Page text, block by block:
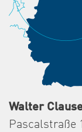
Walter
Pascalstraße